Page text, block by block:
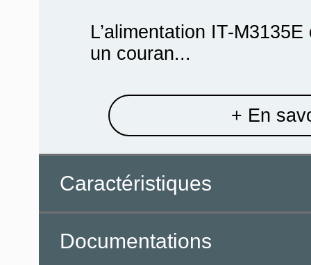
L’alimentation IT-
un couran...
+ En
Caractéristiques
Documentations